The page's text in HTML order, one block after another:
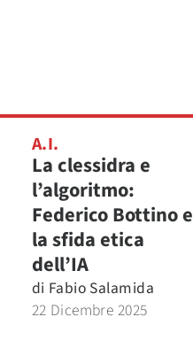
A.I.
La clessidra e
l’algoritmo:
Federico Bottino e
la sfida etica
dell’IA
di Fabio Salamida
22 Dicembre 2025